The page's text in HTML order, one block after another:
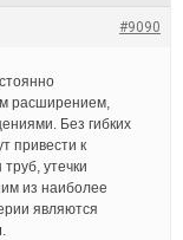
#9090
расширением,
Без гибких
привести к
утечки
из наиболее
являются
.